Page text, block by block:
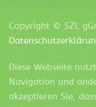
Copyright © SZL
Diese Webseite
Navigation und
akzeptieren Sie,